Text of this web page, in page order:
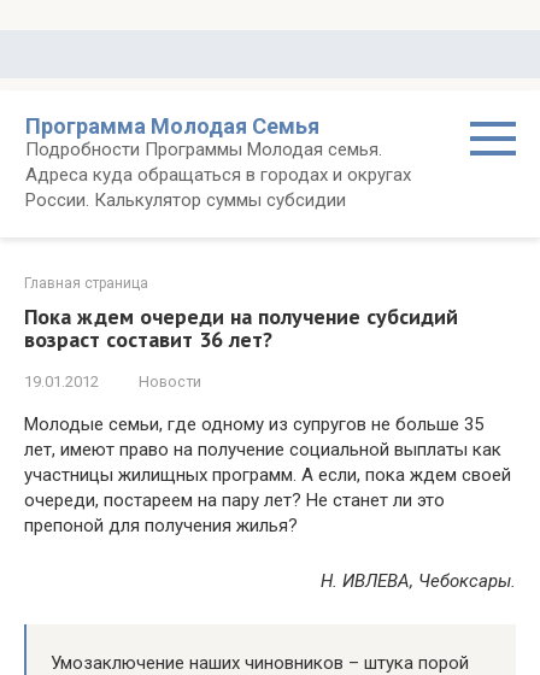
Программа Молодая Семья
Подробности Программы Молодая семья.
Адреса куда обращаться в городах и округах
России. Калькулятор суммы субсидии
Главная страница
Пока ждем очереди на получение субсидий
возраст составит 36 лет?
19.01.2012 Новости
Молодые семьи, где одному из супругов не больше 35
лет, имеют право на получение социальной выплаты как
участницы жилищных программ. А если, пока ждем своей
очереди, постареем на пару лет? Не станет ли это
препоной для получения жилья?
Н. ИВЛЕВА, Чебоксары.
Умозаключение наших чиновников – штука порой